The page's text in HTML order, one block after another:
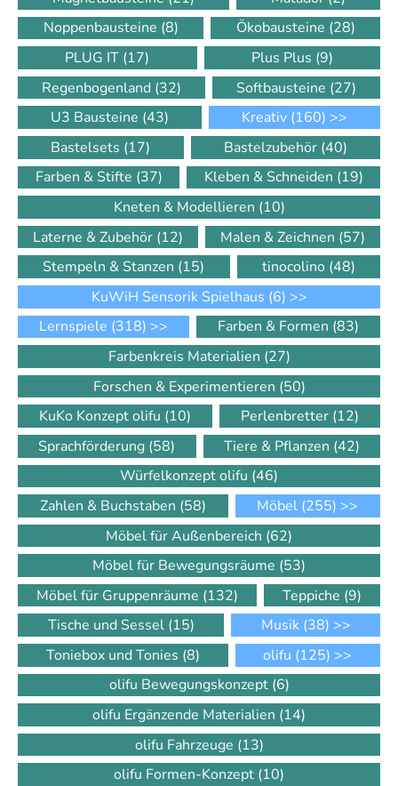
Noppenbausteine (8) Ökobausteine (28)
PLUG IT (17) Plus Plus (9)
Regenbogenland (32) Softbausteine (27)
U3 Bausteine (43) Kreativ (160) >>
Bastelsets (17) Bastelzubehör (40)
Farben & Stifte (37) Kleben & Schneiden (19)
Kneten & Modellieren (10)
Laterne & Zubehör (12) Malen & Zeichnen (57)
Stempeln & Stanzen (15) tinocolino (48)
KuWiH Sensorik Spielhaus (6) >>
Lernspiele (318) >> Farben & Formen (83)
Farbenkreis Materialien (27)
Forschen & Experimentieren (50)
KuKo Konzept olifu (10) Perlenbretter (12)
Sprachförderung (58) Tiere & Pflanzen (42)
Würfelkonzept olifu (46)
Zahlen & Buchstaben (58) Möbel (255) >>
Möbel für Außenbereich (62)
Möbel für Bewegungsräume (53)
Möbel für Gruppenräume (132) Teppiche (9)
Tische und Sessel (15) Musik (38) >>
Toniebox und Tonies (8) olifu (125) >>
olifu Bewegungskonzept (6)
olifu Ergänzende Materialien (14)
olifu Fahrzeuge (13)
olifu Formen-Konzept (10)